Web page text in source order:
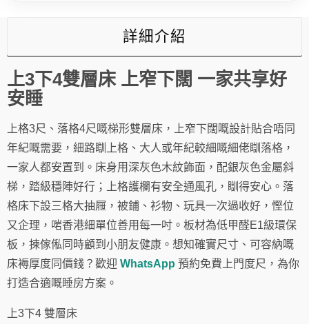
詳細介紹
上3下4雙層床 上窄下闊 一家共享好
安睡
上格3尺、落格4尺嘅梯形雙層床，上窄下闊嘅設計貼合唔同
年紀嘅需要，細路瞓上格、大人或年紀較細嘅細佬瞓落格，
一家人都安置到。床身用深灰色木紋飾面，配銀灰色金屬斜
梯，踏級穩陣好行；上格護欄有安全通風孔，瞓得安心。落
格床下設三格大抽屜，被鋪、衫物、玩具一次過收好，慳位
又企理，啱香港細單位善用每一吋。板材為低甲醛E1級環保
板，揀傢俬同時顧到小朋友健康。想知確實尺寸、可容納嘅
床褥厚度同價錢？歡迎 WhatsApp 預約免費上門度尺，為你
打造合適嘅睡房方案。
上3下4 雙層床